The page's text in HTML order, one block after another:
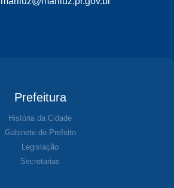
Prefeitura
História da Cidade
Gabinete do Prefeito
Legislação
Secretarias